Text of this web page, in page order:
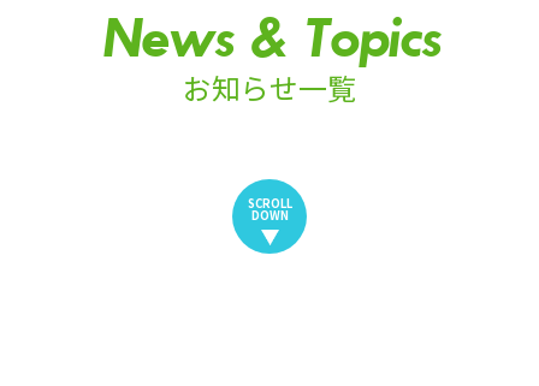
News & Topics
お知らせ一覧
SCROLL
DOWN